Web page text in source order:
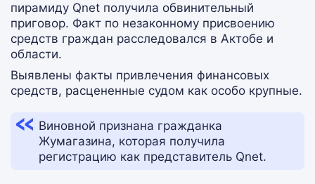
пирамиду Qnet получила обвинительный
приговор. Факт по незаконному присвоению
средств граждан расследовался в Актобе и
области.
Выявлены факты привлечения финансовых
средств, расцененные судом как особо крупные.
Виновной признана гражданка
Жумагазина, которая получила
регистрацию как представитель Qnet.